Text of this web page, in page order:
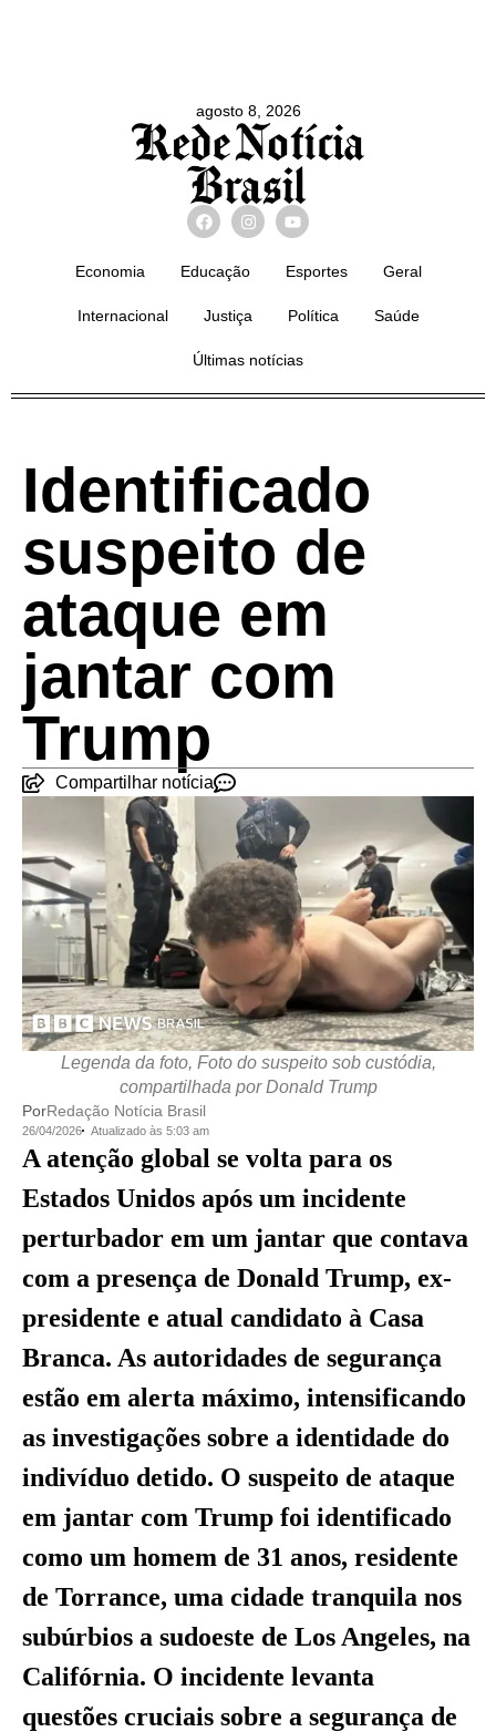
agosto 8, 2026
Economia Educação Esportes Geral
Internacional Justiça Política Saúde
Últimas notícias
Identificado
suspeito de
ataque em
jantar com
Trump
Compartilhar notícia
Legenda da foto, Foto do suspeito sob custódia,
compartilhada por Donald Trump
PorRedação Notícia Brasil
26/04/2026 Atualizado às 5:03 am
A atenção global se volta para os
Estados Unidos após um incidente
perturbador em um jantar que contava
com a presença de Donald Trump, ex-
presidente e atual candidato à Casa
Branca. As autoridades de segurança
estão em alerta máximo, intensificando
as investigações sobre a identidade do
indivíduo detido. O suspeito de ataque
em jantar com Trump foi identificado
como um homem de 31 anos, residente
de Torrance, uma cidade tranquila nos
subúrbios a sudoeste de Los Angeles, na
Califórnia. O incidente levanta
questões cruciais sobre a segurança de